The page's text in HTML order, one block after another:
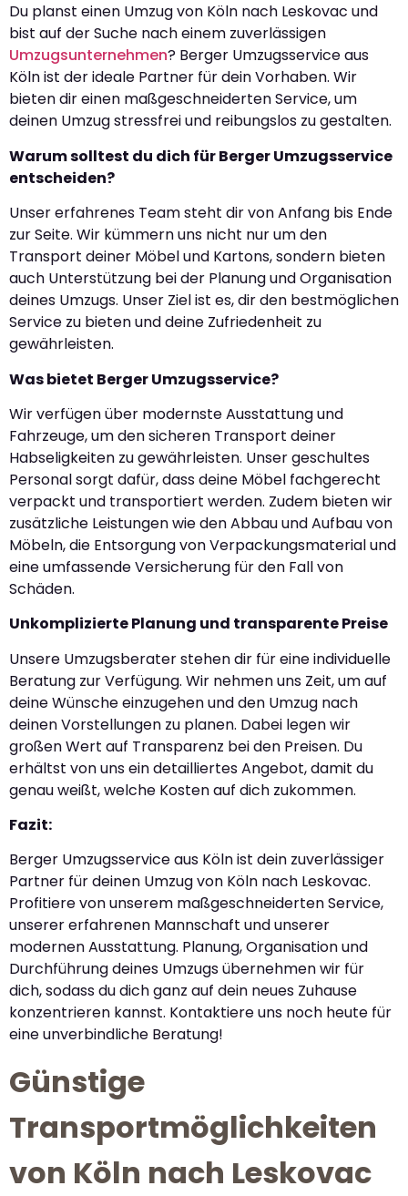
Du planst einen Umzug von Köln nach Leskovac und
bist auf der Suche nach einem zuverlässigen
Umzugsunternehmen? Berger Umzugsservice aus
Köln ist der ideale Partner für dein Vorhaben. Wir
bieten dir einen maßgeschneiderten Service, um
deinen Umzug stressfrei und reibungslos zu gestalten.
Warum solltest du dich für Berger Umzugsservice
entscheiden?
Unser erfahrenes Team steht dir von Anfang bis Ende
zur Seite. Wir kümmern uns nicht nur um den
Transport deiner Möbel und Kartons, sondern bieten
auch Unterstützung bei der Planung und Organisation
deines Umzugs. Unser Ziel ist es, dir den bestmöglichen
Service zu bieten und deine Zufriedenheit zu
gewährleisten.
Was bietet Berger Umzugsservice?
Wir verfügen über modernste Ausstattung und
Fahrzeuge, um den sicheren Transport deiner
Habseligkeiten zu gewährleisten. Unser geschultes
Personal sorgt dafür, dass deine Möbel fachgerecht
verpackt und transportiert werden. Zudem bieten wir
zusätzliche Leistungen wie den Abbau und Aufbau von
Möbeln, die Entsorgung von Verpackungsmaterial und
eine umfassende Versicherung für den Fall von
Schäden.
Unkomplizierte Planung und transparente Preise
Unsere Umzugsberater stehen dir für eine individuelle
Beratung zur Verfügung. Wir nehmen uns Zeit, um auf
deine Wünsche einzugehen und den Umzug nach
deinen Vorstellungen zu planen. Dabei legen wir
großen Wert auf Transparenz bei den Preisen. Du
erhältst von uns ein detailliertes Angebot, damit du
genau weißt, welche Kosten auf dich zukommen.
Fazit:
Berger Umzugsservice aus Köln ist dein zuverlässiger
Partner für deinen Umzug von Köln nach Leskovac.
Profitiere von unserem maßgeschneiderten Service,
unserer erfahrenen Mannschaft und unserer
modernen Ausstattung. Planung, Organisation und
Durchführung deines Umzugs übernehmen wir für
dich, sodass du dich ganz auf dein neues Zuhause
konzentrieren kannst. Kontaktiere uns noch heute für
eine unverbindliche Beratung!
Günstige
Transportmöglichkeiten
von Köln nach Leskovac